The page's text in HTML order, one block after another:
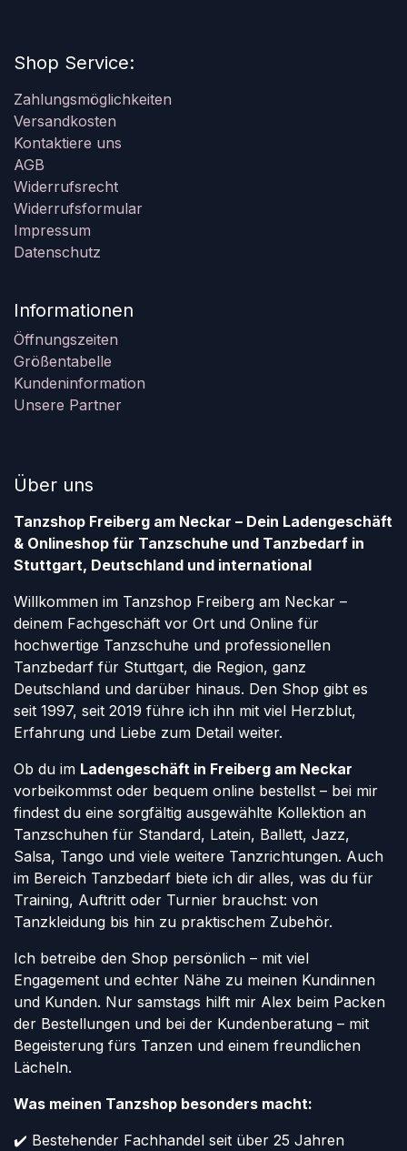
Shop Service:
Zahlungsmöglichkeiten
Versandkosten
Kontaktiere uns
AGB
Widerrufsrecht
Widerrufsformular
Impressum
Datenschutz
Informationen
Öffnungszeiten
Größentabelle
Kundeninformation
Unsere Partner
Über uns
Tanzshop Freiberg am Neckar – Dein Ladengeschäft
& Onlineshop für Tanzschuhe und Tanzbedarf in
Stuttgart, Deutschland und international
Willkommen im Tanzshop Freiberg am Neckar –
deinem Fachgeschäft vor Ort und Online für
hochwertige Tanzschuhe und professionellen
Tanzbedarf für Stuttgart, die Region, ganz
Deutschland und darüber hinaus. Den Shop gibt es
seit 1997, seit 2019 führe ich ihn mit viel Herzblut,
Erfahrung und Liebe zum Detail weiter.
Ob du im Ladengeschäft in Freiberg am Neckar
vorbeikommst oder bequem online bestellst – bei mir
findest du eine sorgfältig ausgewählte Kollektion an
Tanzschuhen für Standard, Latein, Ballett, Jazz,
Salsa, Tango und viele weitere Tanzrichtungen. Auch
im Bereich Tanzbedarf biete ich dir alles, was du für
Training, Auftritt oder Turnier brauchst: von
Tanzkleidung bis hin zu praktischem Zubehör.
Ich betreibe den Shop persönlich – mit viel
Engagement und echter Nähe zu meinen Kundinnen
und Kunden. Nur samstags hilft mir Alex beim Packen
der Bestellungen und bei der Kundenberatung – mit
Begeisterung fürs Tanzen und einem freundlichen
Lächeln.
Was meinen Tanzshop besonders macht:
✔️ Bestehender Fachhandel seit über 25 Jahren